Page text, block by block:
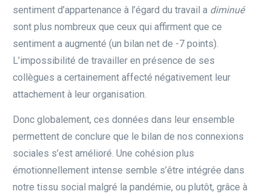
sentiment d’appartenance à l’égard du travail a diminué
sont plus nombreux que ceux qui affirment que ce
sentiment a augmenté (un bilan net de -7 points).
L’impossibilité de travailler en présence de ses
collègues a certainement affecté négativement leur
attachement à leur organisation.
Donc globalement, ces données dans leur ensemble
permettent de conclure que le bilan de nos connexions
sociales s’est amélioré. Une cohésion plus
émotionnellement intense semble s’être intégrée dans
notre tissu social malgré la pandémie, ou plutôt, grâce à